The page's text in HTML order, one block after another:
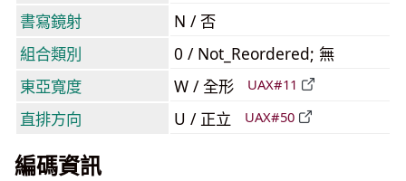
書寫鏡射
N / 否
組合類別
0 / Not_Reordered; 無
東亞寬度
W / 全形 UAX#11
直排方向 U / 正立 UAX#50
編碼資訊